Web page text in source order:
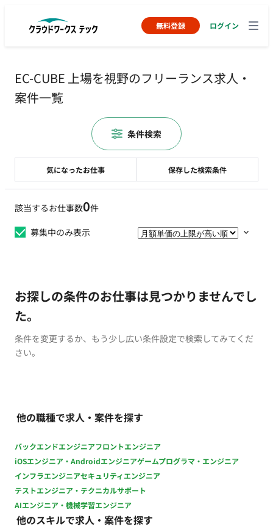
無料登録 ログイン
EC-CUBE 上場を視野のフリーランス求人・
案件一覧
該当するお仕事数0件
募集中のみ表示
お探しの条件のお仕事は見つかりませんでし
た。
条件を変更するか、もう少し広い条件設定で検索してみてくだ
さい。
他の職種で求人・案件を探す
バックエンドエンジニアフロントエンジニア
iOSエンジニア・Androidエンジニアゲームプログラマ・エンジニア
インフラエンジニアセキュリティエンジニア
テストエンジニア・テクニカルサポート
AIエンジニア・機械学習エンジニア
他のスキルで求人・案件を探す
気になったお仕事 保存した検索条件
条件検索